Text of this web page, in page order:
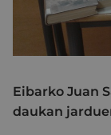
Eibarko Juan
daukan